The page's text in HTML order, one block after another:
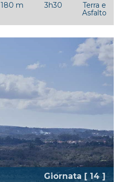
180 m 3h30
Terra e
Asfalto
Giornata [ 14 ]